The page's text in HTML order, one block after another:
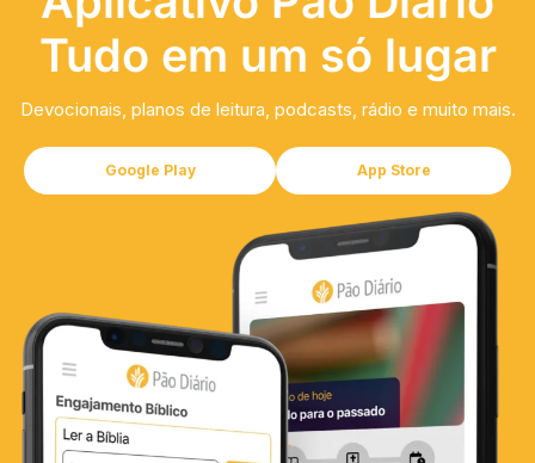
Tudo em um só lugar
Devocionais, planos de leitura, podcasts, rádio e muito mais.
Google Play App Store